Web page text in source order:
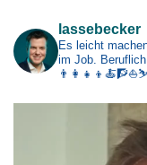
lassebecker
Es leicht
im Job.
👨‍👩‍👧‍👦🍝🧗⛵⛷️